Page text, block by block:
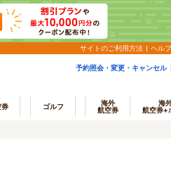
サイトのご利用方法 ヘル
予約照会・変更・キャンセル
券 ゴルフ
海外
航空券
海
航空券+